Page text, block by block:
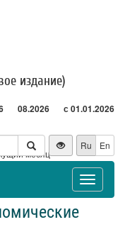
издание)
08.2026 с 01.01.2026
месяц
Ru En
Toggle